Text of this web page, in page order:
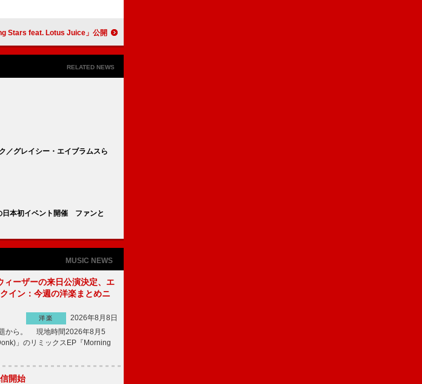
「Seeing Stars feat. Lotus Juice」公開
RELATED NEWS
／グレイシー・エイブラムスら
日本初イベント開催 ファンと
MUSIC NEWS
ィーザーの来日公演決定、エ
イン：今週の洋楽まとめニ
洋楽
2026年8月8日
から。 現地時間2026年8月5
」のリミックスEP『Morning
開始